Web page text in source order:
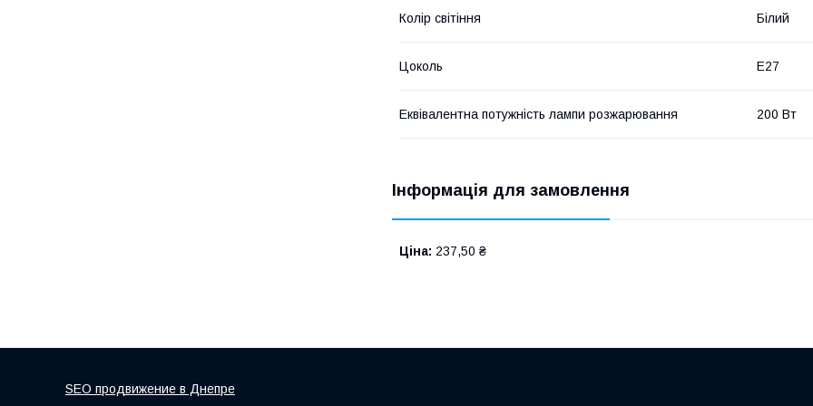
Колір світіння Білий
Цоколь E27
Еквівалентна потужність лампи розжарювання 200 Вт
Інформація для замовлення
Ціна: 237,50 ₴
SEO продвижение в Днепре